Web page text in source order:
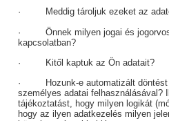
· Meddig tároljuk ezeket az
· Önnek milyen jogai és
kapcsolatban?
· Kitől kaptuk az Ön adatait?
· Hozunk-e automatizált döntést
személyes adatai felhasználásával?
tájékoztatást, hogy milyen logikát
hogy az ilyen adatkezelés milyen